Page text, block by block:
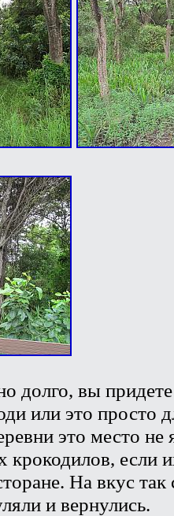
долго, вы
или это просто
это место
крокодилов, если
На вкус так
и вернулись.